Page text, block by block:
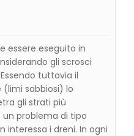
essere eseguito in
gli scrosci
tuttavia il
sabbiosi) lo
gli strati più
problema di tipo
interessa i dreni. In ogni